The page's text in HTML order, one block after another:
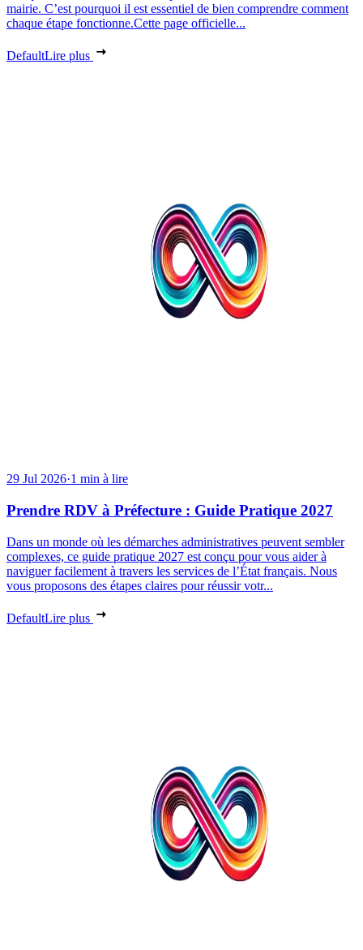
mairie. C’est pourquoi il est essentiel de bien comprendre comment
chaque étape fonctionne.Cette page officielle...
DefaultLire plus
29 Jul 2026·1 min à lire
Prendre RDV à Préfecture : Guide Pratique 2027
Dans un monde où les démarches administratives peuvent sembler
complexes, ce guide pratique 2027 est conçu pour vous aider à
naviguer facilement à travers les services de l’État français. Nous
vous proposons des étapes claires pour réussir votr...
DefaultLire plus